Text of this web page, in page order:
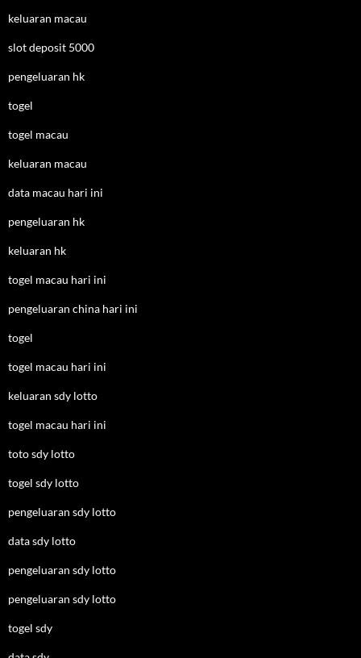
keluaran macau
slot deposit 5000
pengeluaran hk
togel
togel macau
keluaran macau
data macau hari ini
pengeluaran hk
keluaran hk
togel macau hari ini
pengeluaran china hari ini
togel
togel macau hari ini
keluaran sdy lotto
togel macau hari ini
toto sdy lotto
togel sdy lotto
pengeluaran sdy lotto
data sdy lotto
pengeluaran sdy lotto
pengeluaran sdy lotto
togel sdy